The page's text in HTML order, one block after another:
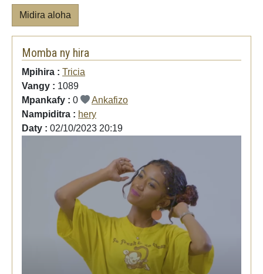
Midira aloha
Momba ny hira
Mpihira : Tricia
Vangy : 1089
Mpankafy : 0
Ankafizo
Nampiditra : hery
Daty : 02/10/2023 20:19